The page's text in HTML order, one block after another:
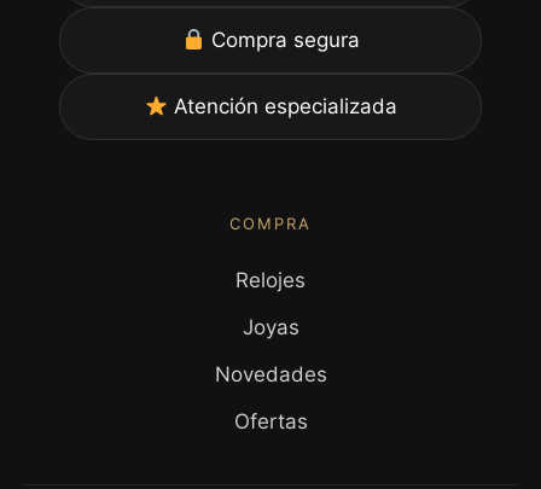
Compra segura
Atención especializada
COMPRA
Relojes
Joyas
Novedades
Ofertas